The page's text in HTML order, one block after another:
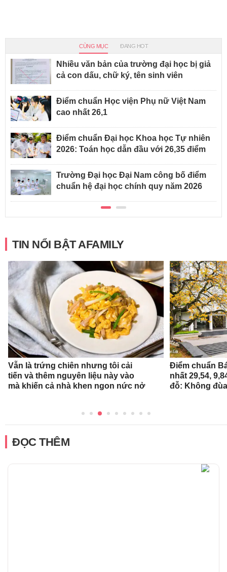
CÙNG MỤC ĐANG HOT
Nhiều văn bản của trường đại học bị giả
cả con dấu, chữ ký, tên sinh viên
Điểm chuẩn Học viện Phụ nữ Việt Nam
cao nhất 26,1
Điểm chuẩn Đại học Khoa học Tự nhiên
2026: Toán học dẫn đầu với 26,35 điểm
Trường Đại học Đại Nam công bố điểm
chuẩn hệ đại học chính quy năm 2026
TIN NỔI BẬT AFAMILY
Vẫn là trứng chiên nhưng tôi cải
tiến và thêm nguyên liệu này vào
mà khiến cả nhà khen ngon nức nở
Điểm chuẩn
nhất 29,54,
đỗ: Không
ĐỌC THÊM